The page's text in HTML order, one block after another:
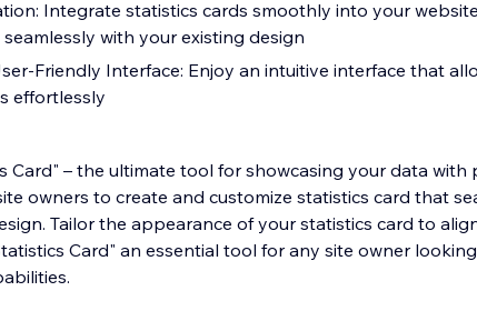
Integrate statistics cards smoothly into your
with your existing design
Friendly Interface: Enjoy an intuitive interface that
effortlessly
Card" – the ultimate tool for showcasing your data with
owners to create and customize statistics card that
Tailor the appearance of your statistics card to
Card" an essential tool for any site owner